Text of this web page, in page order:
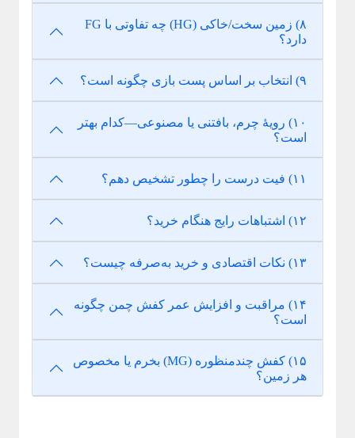
۸) زمین سخت/خاکی (HG) چه تفاوتی با FG
دارد؟
۹) انتخاب بر اساس پست بازی چگونه است؟
۱۰) رویهٔ چرم، بافتنی یا مصنوعی—کدام بهتر
است؟
۱۱) فیت درست را چطور تشخیص دهم؟
۱۲) اشتباهات رایج هنگام خرید؟
۱۳) نکات اقتصادی و خرید به‌صرفه چیست؟
۱۴) مراقبت و افزایش عمر کفش چمن چگونه
است؟
۱۵) کفش چندمنظوره (MG) بخرم یا مخصوص
هر زمین؟